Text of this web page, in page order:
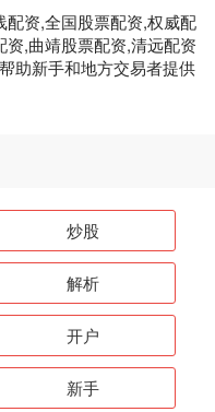
资,全国股票配资,权威配
,曲靖股票配资,清远配资
助新手和地方交易者提供
炒股
解析
开户
新手